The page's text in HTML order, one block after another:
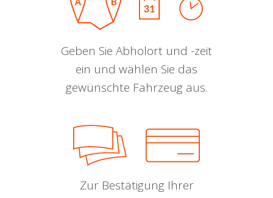
Geben Sie Abholort und -zeit
ein und wählen Sie das
gewünschte Fahrzeug aus.
Zur Bestätigung Ihrer